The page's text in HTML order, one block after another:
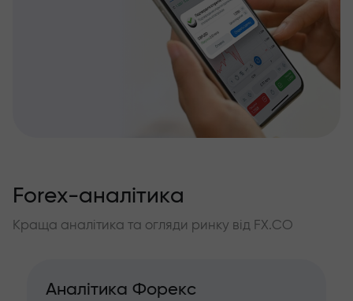
Forex-аналітика
Краща аналітика та огляди ринку від FX.CO
Аналітика Форекс